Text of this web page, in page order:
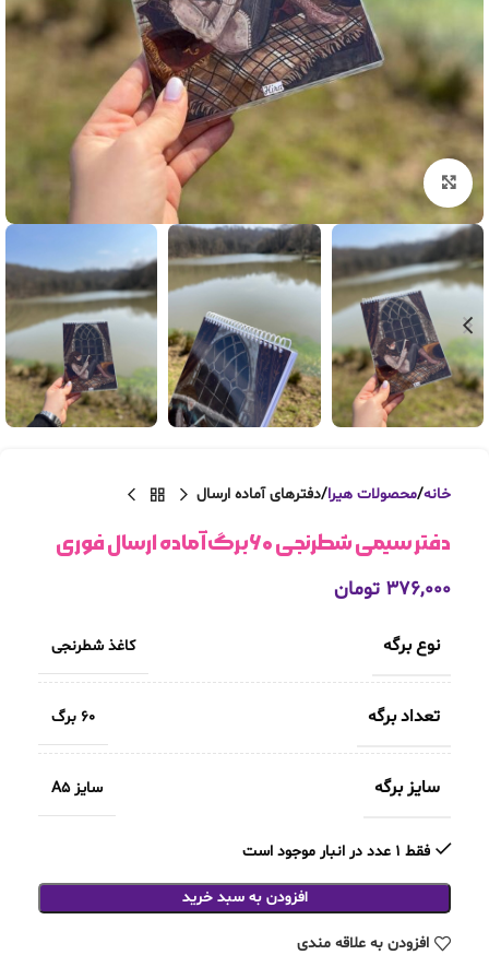
بزرگنمایی تصویر
خانه محصولات هیرا دفترهای آماده ارسال
دفتر سیمی شطرنجی ۶۰برگ آماده ارسال فوری
۳۷۶,۰۰۰ تومان
نوع برگه کاغذ شطرنجی
تعداد برگه 60 برگ
سایز برگه سایز A5
فقط 1 عدد در انبار موجود است
افزودن به سبد خرید
افزودن به علاقه مندی